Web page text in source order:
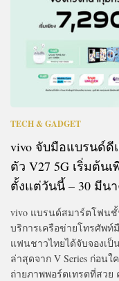
TECH & GADGET
vivo จับมือแบรนด์ดี
ตัว V27 5G เริ่มต้น
ตั้งแต่วันนี้ – 30 มีน
vivo แบรนด์สมาร์ตโฟน
บริการเครือข่ายโทรศัพท์
แฟนชาวไทยได้จับจองเป็
ล่าสุดจาก V Series ก่อน
ถ่ายภาพพอร์ตเทรตที่สว